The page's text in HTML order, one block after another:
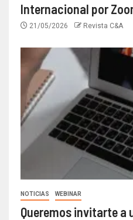
Internacional por
21/05/2026 Revista C&A
NOTICIAS WEBINAR
Queremos invitarte a